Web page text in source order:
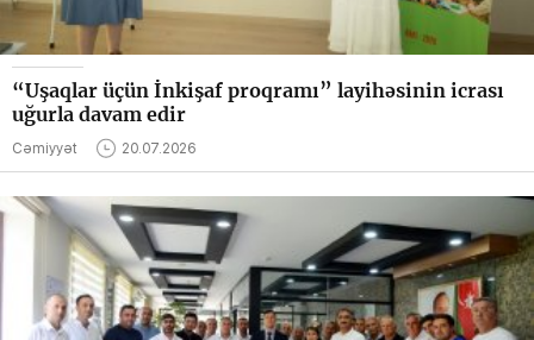
“Uşaqlar üçün İnkişaf proqramı” layihəsinin icrası
uğurla davam edir
Cəmiyyət 20.07.2026